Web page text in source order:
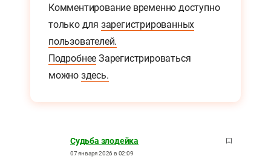
Комментирование временно доступно
только для зарегистрированных
пользователей.
Подробнее Зарегистрироваться
можно здесь.
Судьба злодейка
07 января 2026 в 02:09